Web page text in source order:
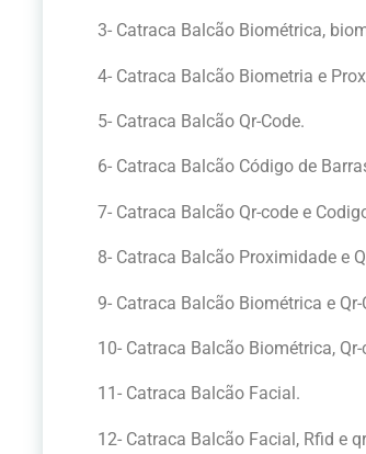
3- Catraca Balcão Biométrica,
4- Catraca Balcão Biometria e
5- Catraca Balcão Qr-Code.
6- Catraca Balcão Código de
7- Catraca Balcão Qr-code e
8- Catraca Balcão Proximidade e
9- Catraca Balcão Biométrica e Qr-
10- Catraca Balcão Biométrica, Qr-
11- Catraca Balcão Facial.
12- Catraca Balcão Facial, Rfid e